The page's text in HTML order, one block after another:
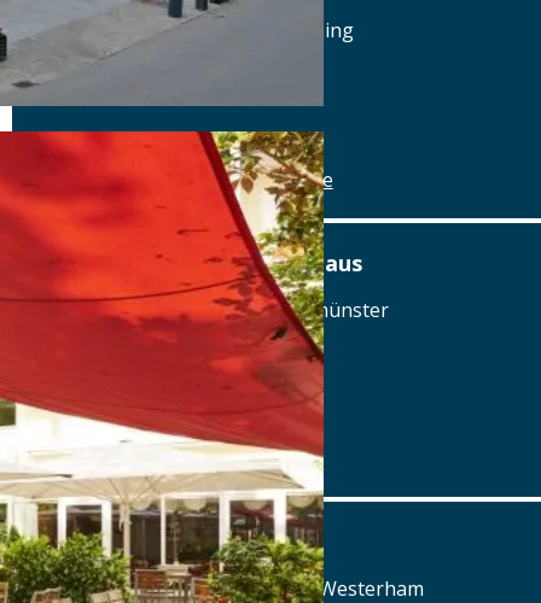
Reichenauplatz 22, 92334 Berching
Details
www.brauereigasthof-winkler.de
Am Ödenturm – Das Gasthaus
Am Ödenturm 11, 93413 Chammünster
Tel.: Tel.: 09971-89270
Details
www.oedenturm.de
Aschbacher Hof
Aschbach 3, 83620 Feldkirchen-Westerham